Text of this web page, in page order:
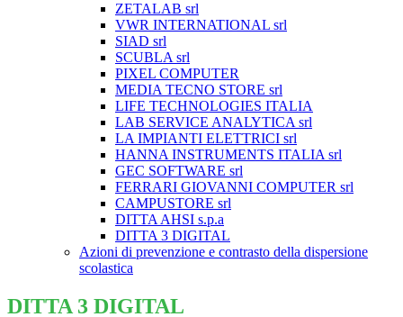
ZETALAB srl
VWR INTERNATIONAL srl
SIAD srl
SCUBLA srl
PIXEL COMPUTER
MEDIA TECNO STORE srl
LIFE TECHNOLOGIES ITALIA
LAB SERVICE ANALYTICA srl
LA IMPIANTI ELETTRICI srl
HANNA INSTRUMENTS ITALIA srl
GEC SOFTWARE srl
FERRARI GIOVANNI COMPUTER srl
CAMPUSTORE srl
DITTA AHSI s.p.a
DITTA 3 DIGITAL
Azioni di prevenzione e contrasto della dispersione
scolastica
DITTA 3 DIGITAL